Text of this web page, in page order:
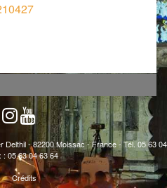
- 82200 Moissac - France - Tél. 05 63 04
: 05 63 04 63 64
Crédits